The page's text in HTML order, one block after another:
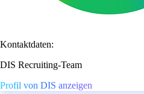
Kontaktdaten:
DIS Recruiting-Team
Profil von DIS anzeigen